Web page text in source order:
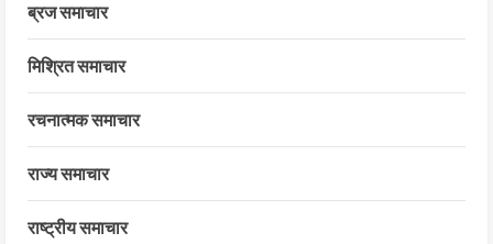
ब्रज समाचार
मिश्रित समाचार
रचनात्मक समाचार
राज्य समाचार
राष्ट्रीय समाचार